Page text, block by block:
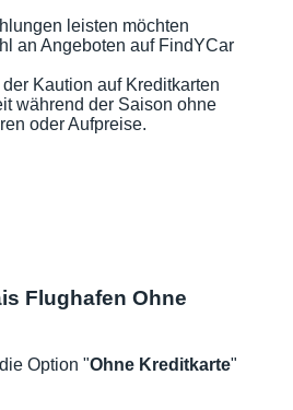
leisten möchten
an Angeboten auf FindYCar
Kaution auf Kreditkarten
während der Saison ohne
oder Aufpreise.
Flughafen Ohne
Option "Ohne Kreditkarte"